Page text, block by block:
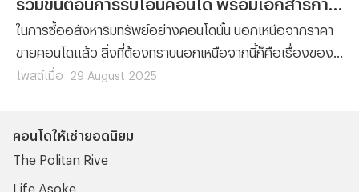
ในการซื้ออสังหาริมทรัพย์อย่างคอนโดนั้น นอกเหนือจากราคา
ขายคอนโดแล้ว สิ่งที่ต้องทราบนอกเหนือจากนี้ก็คือเรื่องของ
ขั้นตอนต่างๆ ที่ผู้ซื้อทุกรายจะต้องทำความเข้าใจ เพราะไม่ว่าจะ
คอนโด คือเรื่องที่จะสร้างความปวดหัวไม่น้อยสำหรับใครที่ไม่
เคยทำความเข้าใจมาก่อน
โพสต์เมื่อ 29 August 2025
คอนโดให้เช่ายอดนิยม
The Politan Rive
Life Asoke